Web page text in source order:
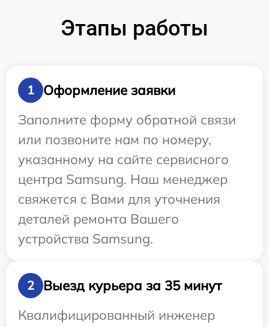
Этапы работы
1
Оформление заявки
Заполните форму обратной связи
или позвоните нам по номеру,
указанному на сайте сервисного
центра Samsung. Наш менеджер
свяжется с Вами для уточнения
деталей ремонта Вашего
устройства Samsung.
2
Выезд курьера за 35 минут
Квалифицированный инженер